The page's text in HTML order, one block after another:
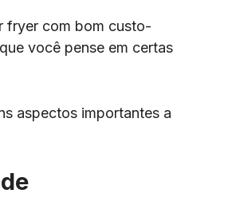
fryer com bom custo-
você pense em certas
aspectos importantes a